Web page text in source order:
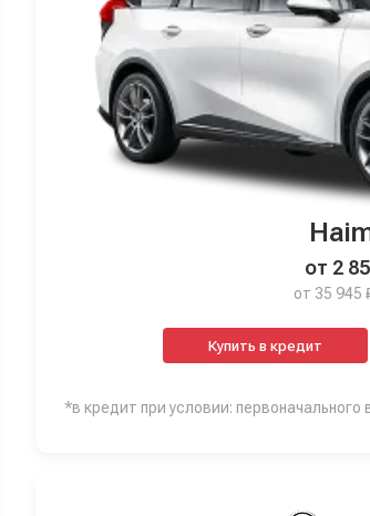
от 2
от 35 945
Купить в кредит
*в кредит при условии: